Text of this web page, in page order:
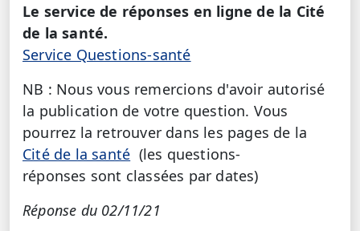
Le service de réponses en ligne de la Cité
de la santé.
Service Questions-santé
NB : Nous vous remercions d'avoir autorisé
la publication de votre question. Vous
pourrez la retrouver dans les pages de la
Cité de la santé (les questions-
réponses sont classées par dates)
Réponse du 02/11/21